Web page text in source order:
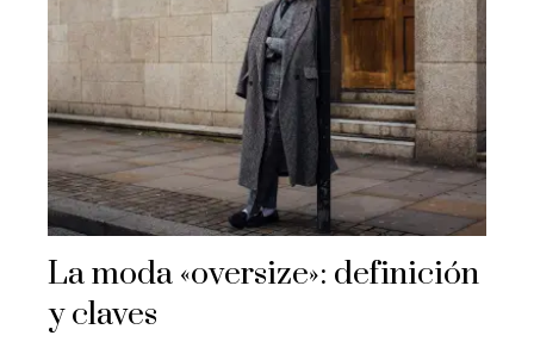
La moda «oversize»: definición
y claves